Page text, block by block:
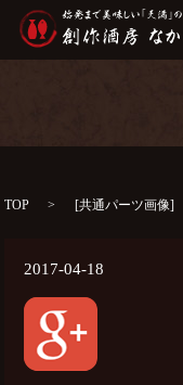
TOP [共通パーツ画像]
2017-04-18